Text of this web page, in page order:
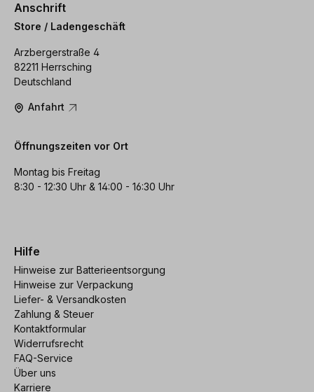
Anschrift
Store / Ladengeschäft
Arzbergerstraße 4
82211 Herrsching
Deutschland
Anfahrt
Öffnungszeiten vor Ort
Montag bis Freitag
8:30 - 12:30 Uhr & 14:00 - 16:30 Uhr
Hilfe
Hinweise zur Batterieentsorgung
Hinweise zur Verpackung
Liefer- & Versandkosten
Zahlung & Steuer
Kontaktformular
Widerrufsrecht
FAQ-Service
Über uns
Karriere